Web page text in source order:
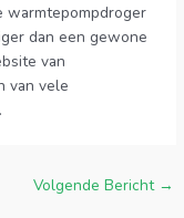
warmtepompdroger
dan een gewone
van
van vele
Volgende Bericht →